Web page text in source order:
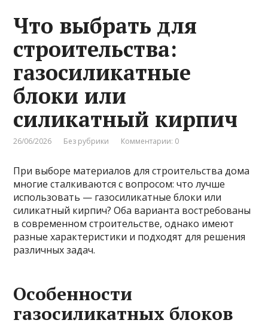
Что выбрать для
строительства:
газосиликатные
блоки или
силикатный кирпич
26/06/2026 Без рубрики Комментарии: 0
При выборе материалов для строительства дома
многие сталкиваются с вопросом: что лучше
использовать — газосиликатные блоки или
силикатный кирпич? Оба варианта востребованы
в современном строительстве, однако имеют
разные характеристики и подходят для решения
различных задач.
Особенности
газосиликатных блоков